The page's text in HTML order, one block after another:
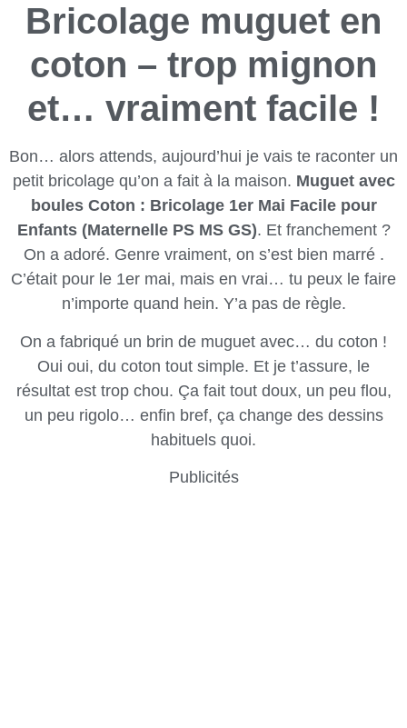
Bricolage muguet en
coton – trop mignon
et… vraiment facile !
Bon… alors attends, aujourd’hui je vais te raconter un
petit bricolage qu’on a fait à la maison. Muguet avec
boules Coton : Bricolage 1er Mai Facile pour
Enfants (Maternelle PS MS GS). Et franchement ?
On a adoré. Genre vraiment, on s’est bien marré .
C’était pour le 1er mai, mais en vrai… tu peux le faire
n’importe quand hein. Y’a pas de règle.
On a fabriqué un brin de muguet avec… du coton !
Oui oui, du coton tout simple. Et je t’assure, le
résultat est trop chou. Ça fait tout doux, un peu flou,
un peu rigolo… enfin bref, ça change des dessins
habituels quoi.
Publicités